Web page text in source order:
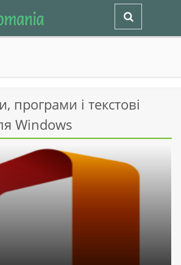
програми і текстові
Windows